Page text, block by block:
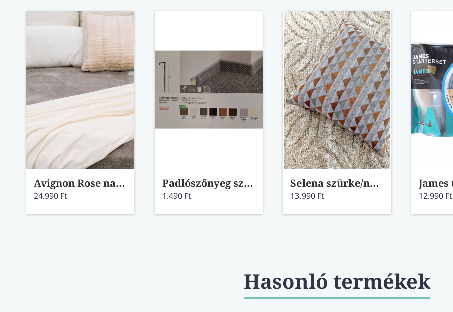
Avignon Rose natúr pléd
24.990 Ft
Padlószőnyeg szegőléc
1.490 Ft
Selena szürke/narancs díszpárna töltettel
13.990 Ft 12.990 Ft
Hasonló termékek